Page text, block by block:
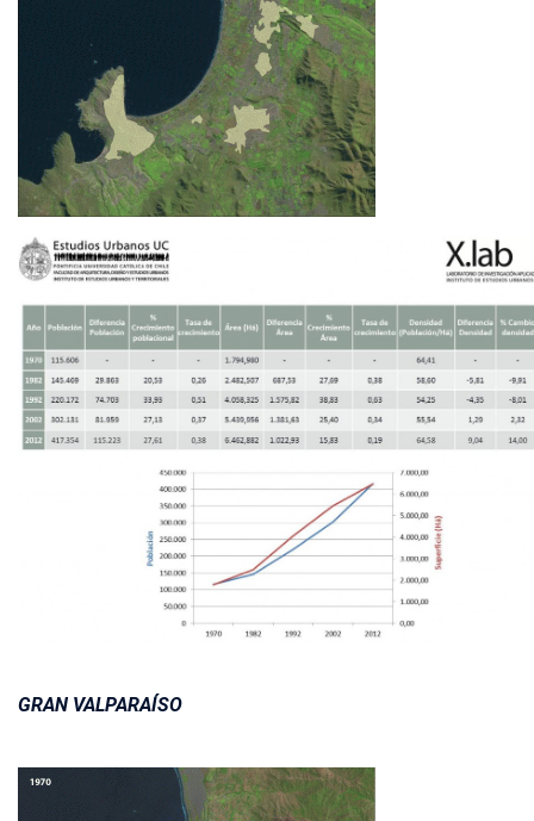
GRAN VALPARAÍSO